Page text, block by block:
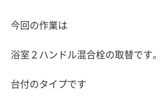
今回の作業は
浴室２ハンドル混合栓の取替です。
台付のタイプです